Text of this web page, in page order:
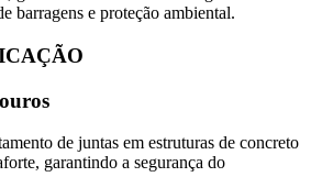
barragens e proteção ambiental.
de juntas em estruturas de concreto
garantindo a segurança do